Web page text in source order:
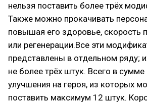
нельзя поставить более трёх
Также можно прокачивать
повышая его здоровье, скорость
или регенерации.Все эти
представлены в отдельном ряду;
не более трёх штук. Всего в сумме
улучшения на героя, из которых
поставить максимум 12 штук.